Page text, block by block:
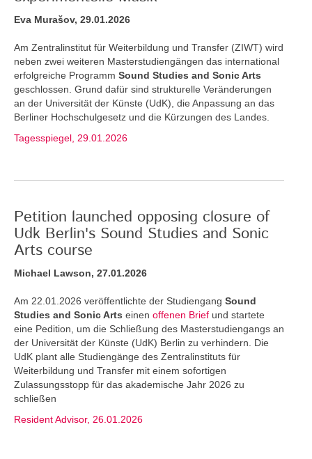
Eva Murašov, 29.01.2026
Am Zentralinstitut für Weiterbildung und Transfer (ZIWT) wird
neben zwei weiteren Masterstudiengängen das international
erfolgreiche Programm Sound Studies and Sonic Arts
geschlossen. Grund dafür sind strukturelle Veränderungen
an der Universität der Künste (UdK), die Anpassung an das
Berliner Hochschulgesetz und die Kürzungen des Landes.
Tagesspiegel, 29.01.2026
Petition launched opposing closure of
Udk Berlin's Sound Studies and Sonic
Arts course
Michael Lawson, 27.01.2026
Am 22.01.2026 veröffentlichte der Studiengang Sound
Studies and Sonic Arts einen offenen Brief und startete
eine Pedition, um die Schließung des Masterstudiengangs an
der Universität der Künste (UdK) Berlin zu verhindern. Die
UdK plant alle Studiengänge des Zentralinstituts für
Weiterbildung und Transfer mit einem sofortigen
Zulassungsstopp für das akademische Jahr 2026 zu
schließen
Resident Advisor, 26.01.2026